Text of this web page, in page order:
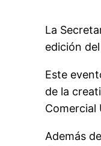
La
edición
Este
de la
Comercial
Además